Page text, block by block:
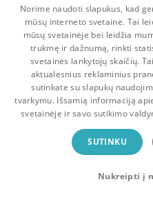
Pradinis Krepšelis
Bookswap
Mainykis knygomis
Uždaryti
Norime naudoti slapukus, kad
mūsų interneto svetaine. Tai
mūsų svetainėje bei leidžia
trukmę ir dažnumą, rinkti
svetainės lankytojų skaičių.
aktualesnius reklaminius
sutinkate su slapukų
tvarkymu. Išsamią informaciją
svetainėje ir savo sutikimo
SUTINKU
Nukreipti į